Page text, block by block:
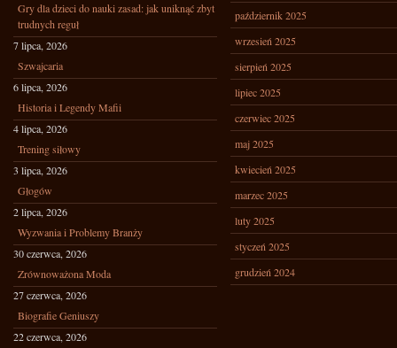
Gry dla dzieci do nauki zasad: jak uniknąć zbyt
trudnych reguł
7 lipca, 2026
Szwajcaria
6 lipca, 2026
Historia i Legendy Mafii
4 lipca, 2026
Trening siłowy
3 lipca, 2026
Głogów
2 lipca, 2026
Wyzwania i Problemy Branży
30 czerwca, 2026
Zrównoważona Moda
27 czerwca, 2026
Biografie Geniuszy
22 czerwca, 2026
październik 2025
wrzesień 2025
sierpień 2025
lipiec 2025
czerwiec 2025
maj 2025
kwiecień 2025
marzec 2025
luty 2025
styczeń 2025
grudzień 2024